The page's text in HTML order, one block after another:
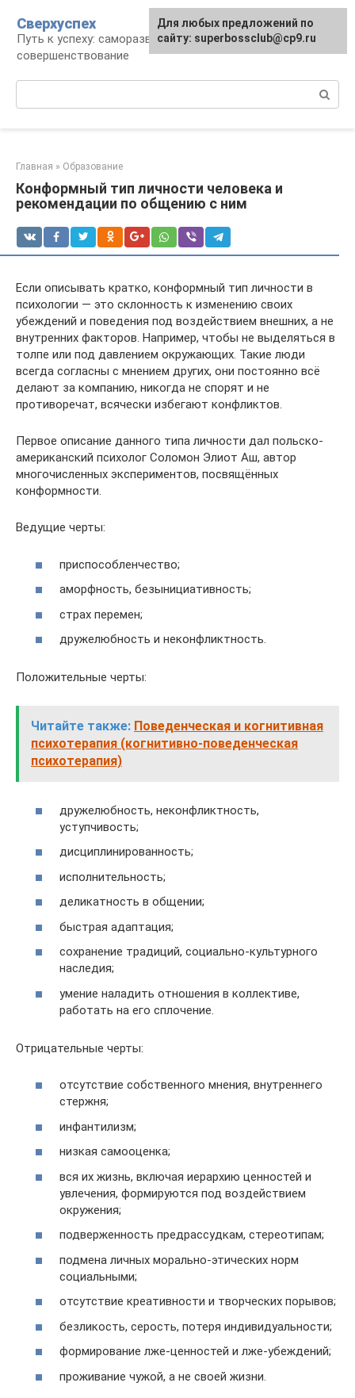
контенту
Сверхуспех
Путь к успеху: саморазвитие и
совершенствование
Главная » Образование
Конформный тип личности человека и
рекомендации по общению с ним
Если описывать кратко, конформный тип личности в
психологии — это склонность к изменению своих
убеждений и поведения под воздействием внешних, а не
внутренних факторов. Например, чтобы не выделяться в
толпе или под давлением окружающих. Такие люди
всегда согласны с мнением других, они постоянно всё
делают за компанию, никогда не спорят и не
противоречат, всячески избегают конфликтов.
Первое описание данного типа личности дал польско-
американский психолог Соломон Элиот Аш, автор
многочисленных экспериментов, посвящённых
конформности.
Ведущие черты:
приспособленчество;
аморфность, безынициативность;
страх перемен;
дружелюбность и неконфликтность.
Положительные черты:
Читайте также: Поведенческая и когнитивная
психотерапия (когнитивно-поведенческая
психотерапия)
дружелюбность, неконфликтность,
уступчивость;
дисциплинированность;
исполнительность;
деликатность в общении;
быстрая адаптация;
сохранение традиций, социально-культурного
наследия;
умение наладить отношения в коллективе,
работать на его сплочение.
Отрицательные черты:
отсутствие собственного мнения, внутреннего
стержня;
инфантилизм;
низкая самооценка;
вся их жизнь, включая иерархию ценностей и
увлечения, формируются под воздействием
окружения;
подверженность предрассудкам, стереотипам;
подмена личных морально-этических норм
социальными;
отсутствие креативности и творческих порывов;
безликость, серость, потеря индивидуальности;
формирование лже-ценностей и лже-убеждений;
проживание чужой, а не своей жизни.
Для любых предложений по
сайту: superbossclub@cp9.ru